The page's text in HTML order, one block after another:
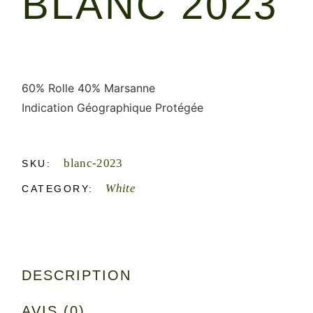
60% Rolle 40% Marsanne
Indication Géographique Protégée
SKU: blanc-2023
CATEGORY: White
DESCRIPTION